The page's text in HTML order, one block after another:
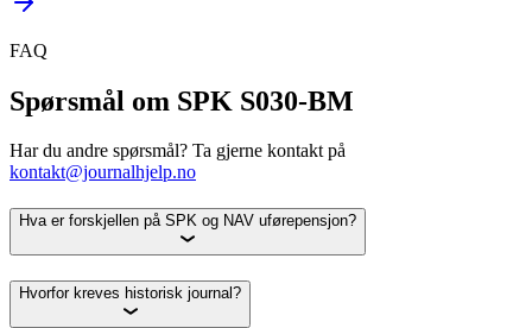
FAQ
Spørsmål om SPK S030-BM
Har du andre spørsmål? Ta gjerne kontakt på
kontakt@journalhjelp.no
Hva er forskjellen på SPK og NAV uførepensjon?
Hvorfor kreves historisk journal?